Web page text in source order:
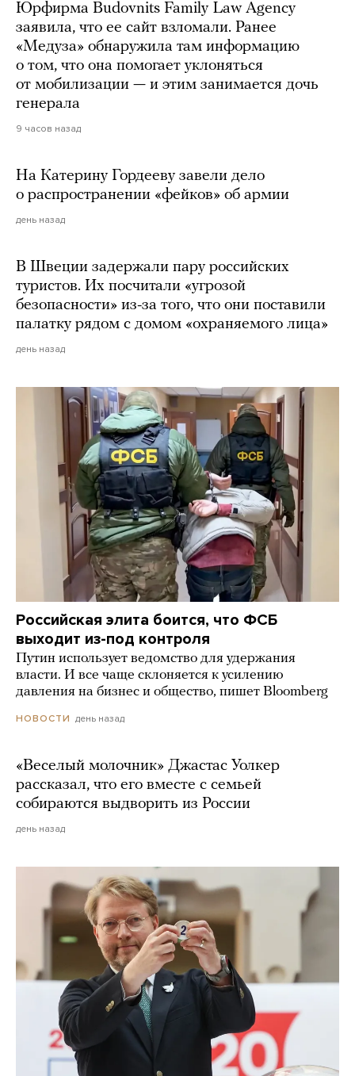
Юрфирма Budovnits Family Law Agency
заявила, что ее сайт взломали. Ранее
«Медуза» обнаружила там информацию
о том, что она помогает уклоняться
от мобилизации — и этим занимается дочь
генерала
9 часов назад
На Катерину Гордееву завели дело
о распространении «фейков» об армии
день назад
В Швеции задержали пару российских
туристов. Их посчитали «угрозой
безопасности» из-за того, что они поставили
палатку рядом с домом «охраняемого лица»
день назад
Российская элита боится, что ФСБ
выходит из-под контроля
Путин использует ведомство для удержания
власти. И все чаще склоняется к усилению
давления на бизнес и общество, пишет Bloomberg
НОВОСТИ день назад
«Веселый молочник» Джастас Уолкер
рассказал, что его вместе с семьей
собираются выдворить из России
день назад